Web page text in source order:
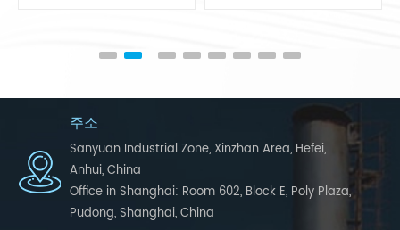
주소
Sanyuan Industrial Zone, Xinzhan Area, Hefei,
Anhui, China
Office in Shanghai: Room 602, Block E, Poly Plaza,
Pudong, Shanghai, China